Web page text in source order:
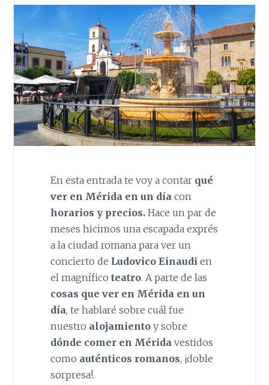
En esta entrada te voy a contar qué
ver en Mérida en un día con
horarios y precios. Hace un par de
meses hicimos una escapada exprés
a la ciudad romana para ver un
concierto de Ludovico Einaudi en
el magnífico teatro. A parte de las
cosas que ver en Mérida en un
día, te hablaré sobre cuál fue
nuestro alojamientoy sobre
dónde comer en Méridavestidos
como auténticos romanos, ¡doble
sorpresa!.